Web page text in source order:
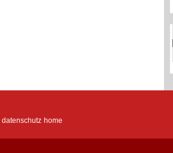
datenschutz home